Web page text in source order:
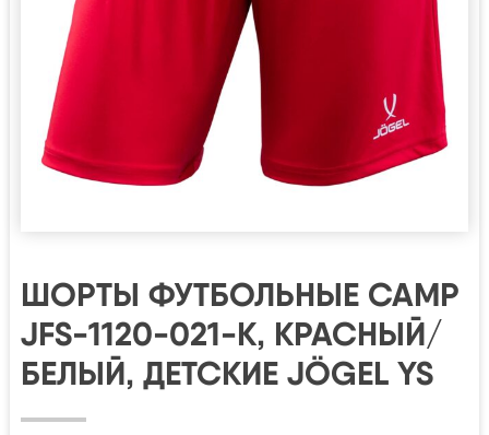
ШОРТЫ ФУТБОЛЬНЫЕ CAMP
JFS-1120-021-K, КРАСНЫЙ/
БЕЛЫЙ, ДЕТСКИЕ JÖGEL YS